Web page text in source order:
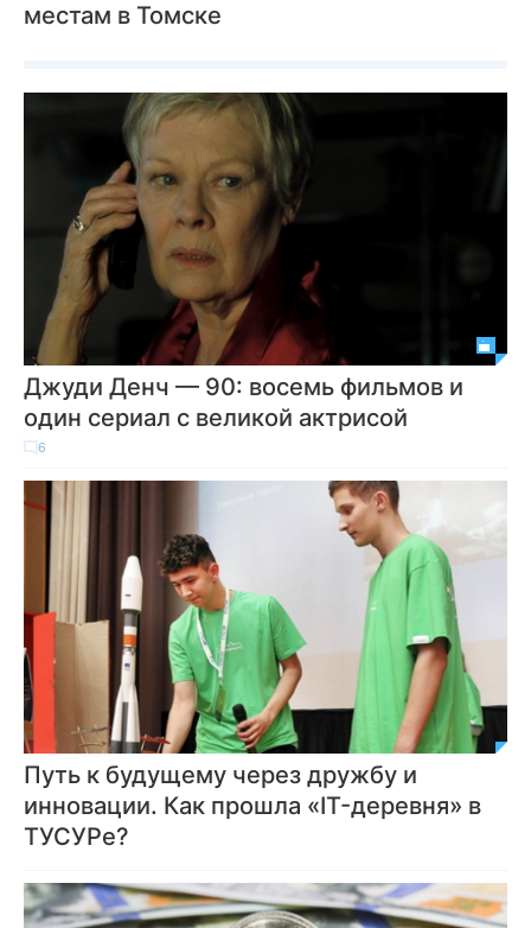
местам в Томске
Джуди Денч — 90: восемь фильмов и
один сериал с великой актрисой
6
Путь к будущему через дружбу и
инновации. Как прошла «IT-деревня» в
ТУСУРе?